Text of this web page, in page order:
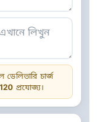
ডেলিভারি চার্জ
প্রযোজ্য।